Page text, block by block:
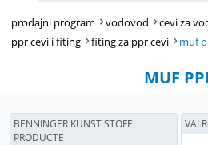
prodajni program vodovod
cevi za
ppr cevi i fiting
fiting za ppr cevi muf
MUF
BENNINGER KUNST STOFF
PRODUCTE